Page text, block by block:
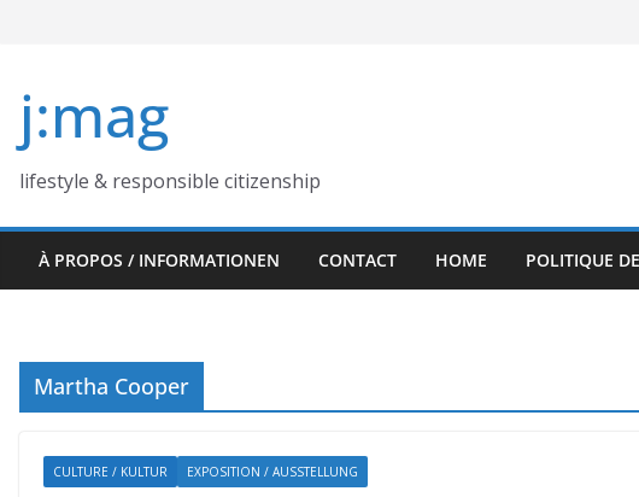
j:mag
lifestyle & responsible citizenship
À PROPOS / INFORMATIONEN CONTACT HOME POLITIQUE
Martha Cooper
CULTURE / KULTUR EXPOSITION / AUSSTELLUNG